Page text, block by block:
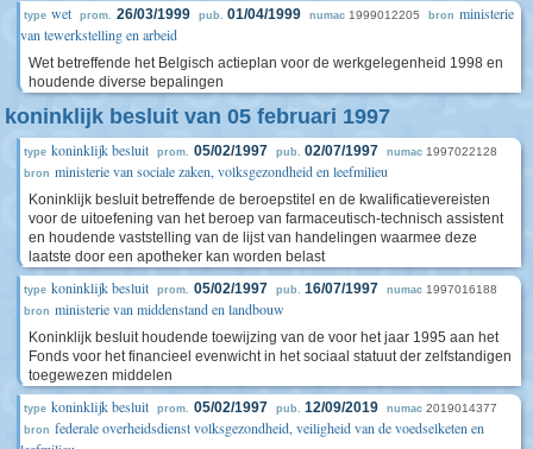
type wet prom. 26/03/1999 pub. 01/04/1999 numac 1999012205 bron ministerie
van tewerkstelling en arbeid
Wet betreffende het Belgisch actieplan voor de werkgelegenheid 1998 en
houdende diverse bepalingen
koninklijk besluit van 05 februari 1997
type koninklijk besluit prom. 05/02/1997 pub. 02/07/1997 numac 1997022128
bron ministerie van sociale zaken, volksgezondheid en leefmilieu
Koninklijk besluit betreffende de beroepstitel en de kwalificatievereisten
voor de uitoefening van het beroep van farmaceutisch-technisch assistent
en houdende vaststelling van de lijst van handelingen waarmee deze
laatste door een apotheker kan worden belast
type koninklijk besluit prom. 05/02/1997 pub. 16/07/1997 numac 1997016188
bron ministerie van middenstand en landbouw
Koninklijk besluit houdende toewijzing van de voor het jaar 1995 aan het
Fonds voor het financieel evenwicht in het sociaal statuut der zelfstandigen
toegewezen middelen
type koninklijk besluit prom. 05/02/1997 pub. 12/09/2019 numac 2019014377
bron federale overheidsdienst volksgezondheid, veiligheid van de voedselketen en